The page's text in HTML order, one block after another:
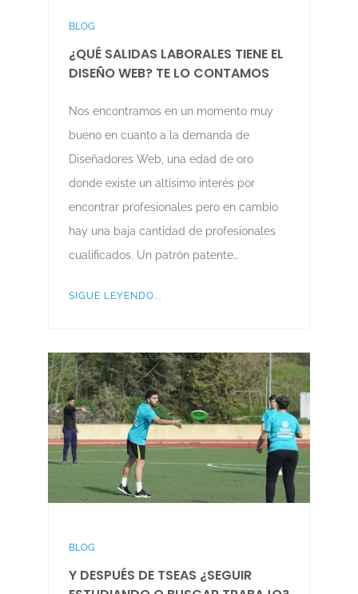
BLOG
¿QUÉ SALIDAS LABORALES TIENE EL
DISEÑO WEB? TE LO CONTAMOS
Nos encontramos en un momento muy
bueno en cuanto a la demanda de
Diseñadores Web, una edad de oro
donde existe un altísimo interés por
encontrar profesionales pero en cambio
hay una baja cantidad de profesionales
cualificados. Un patrón patente…
SIGUE LEYENDO...
BLOG
Y DESPUÉS DE TSEAS ¿SEGUIR